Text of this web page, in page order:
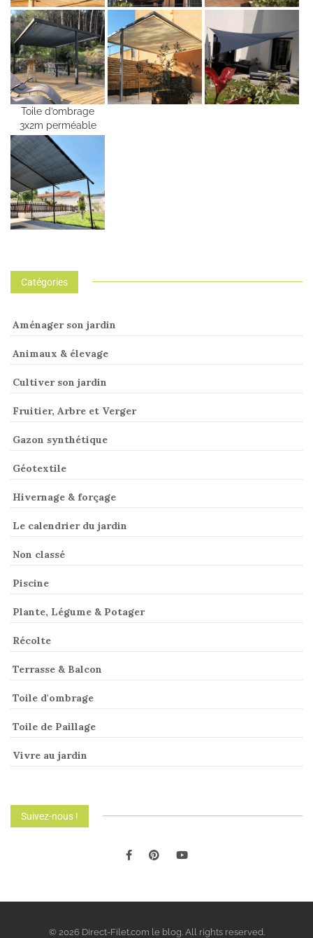
Toile d’ombrage
3x2m perméable
Catégories
Aménager son jardin
Animaux & élevage
Cultiver son jardin
Fruitier, Arbre et Verger
Gazon synthétique
Géotextile
Hivernage & forçage
Le calendrier du jardin
Non classé
Piscine
Plante, Légume & Potager
Récolte
Terrasse & Balcon
Toile d'ombrage
Toile de Paillage
Vivre au jardin
Suivez-nous !
© 2026 Direct-Filet.com le blog. All rights reserved.